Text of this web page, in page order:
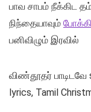
பாவ சாபம் நீக்கிட
நிந்தையாவும்
பனிவிழும் இரவில்
விண்தூதர் பாடிடவே
lyrics, Tamil